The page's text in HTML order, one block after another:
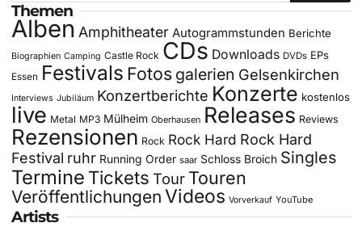
Themen
Alben Amphitheater Autogrammstunden Berichte
Biographien Camping Castle Rock CDs Downloads DVDs EPs
Essen Festivals Fotos galerien Gelsenkirchen
Interviews Jubiläum Konzertberichte Konzerte kostenlos
live Metal MP3 Mülheim Oberhausen Releases Reviews
Rezensionen Rock Rock Hard Rock Hard
Festival ruhr Running Order saar Schloss Broich Singles
Termine Tickets Tour Touren
Veröffentlichungen Videos Vorverkauf YouTube
Artists